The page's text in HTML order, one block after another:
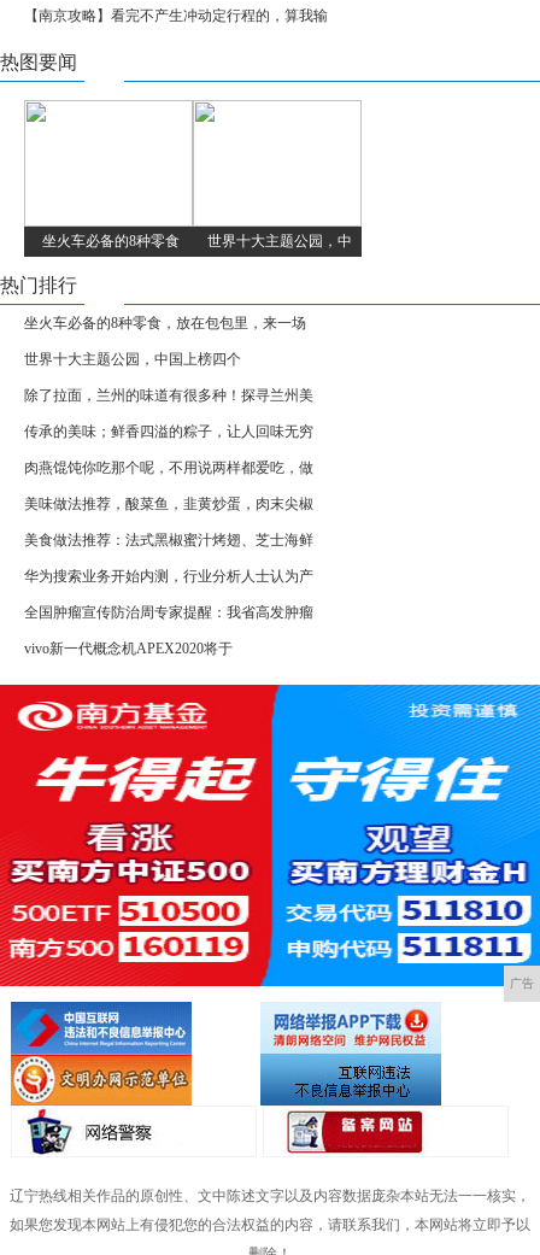
【南京攻略】看完不产生冲动定行程的，算我输
热图要闻
坐火车必备的8种零食 世界十大主题公园，中
热门排行
坐火车必备的8种零食，放在包包里，来一场
世界十大主题公园，中国上榜四个
除了拉面，兰州的味道有很多种！探寻兰州美
传承的美味；鲜香四溢的粽子，让人回味无穷
肉燕馄饨你吃那个呢，不用说两样都爱吃，做
美味做法推荐，酸菜鱼，韭黄炒蛋，肉末尖椒
美食做法推荐：法式黑椒蜜汁烤翅、芝士海鲜
华为搜索业务开始内测，行业分析人士认为产
全国肿瘤宣传防治周专家提醒：我省高发肿瘤
vivo新一代概念机APEX2020将于
广告
辽宁热线相关作品的原创性、文中陈述文字以及内容数据庞杂本站无法一一核实，
如果您发现本网站上有侵犯您的合法权益的内容，请联系我们，本网站将立即予以